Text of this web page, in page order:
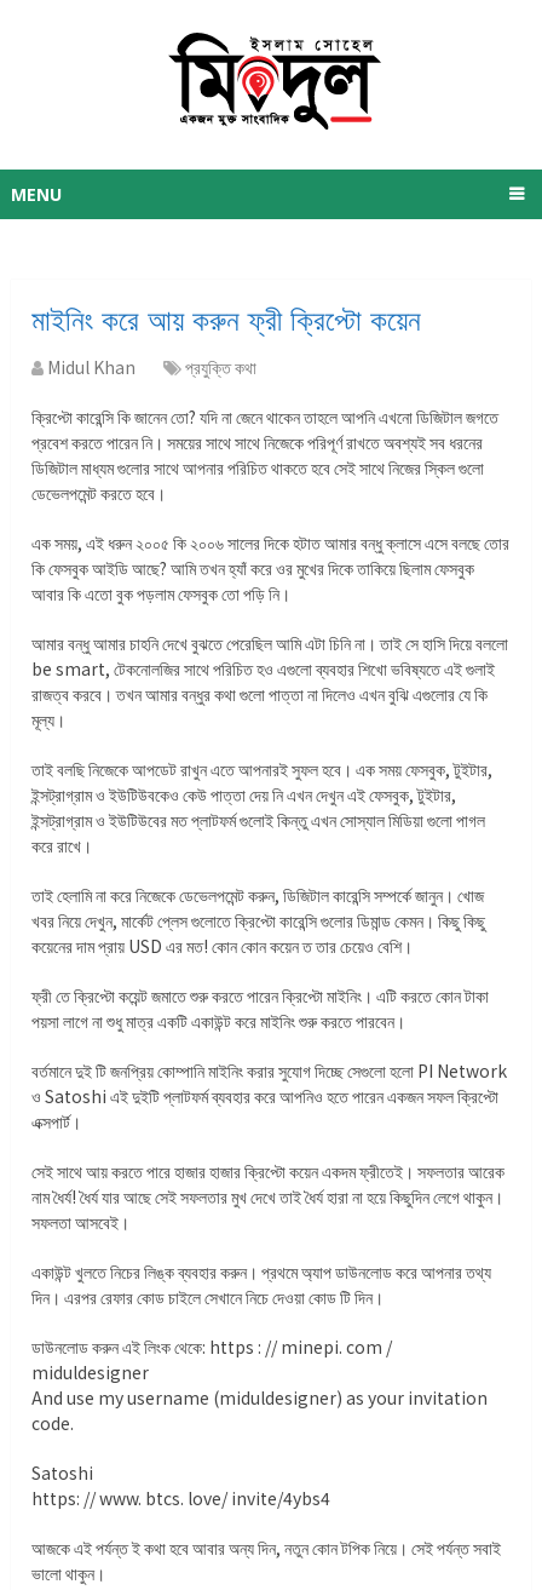
MENU
মাইনিং করে আয় করুন ফ্রী ক্রিপ্টো কয়েন
Midul Khan প্রযুক্তি কথা
ক্রিপ্টো কারেন্সি কি জানেন তো? যদি না জেনে থাকেন তাহলে আপনি এখনো ডিজিটাল জগতে
প্রবেশ করতে পারেন নি। সময়ের সাথে সাথে নিজেকে পরিপূর্ণ রাখতে অবশ্যই সব ধরনের
ডিজিটাল মাধ্যম গুলোর সাথে আপনার পরিচিত থাকতে হবে সেই সাথে নিজের স্কিল গুলো
ডেভেলপমেন্ট করতে হবে।
এক সময়, এই ধরুন ২০০৫ কি ২০০৬ সালের দিকে হটাত আমার বন্ধু ক্লাসে এসে বলছে তোর
কি ফেসবুক আইডি আছে? আমি তখন হ্যাঁ করে ওর মুখের দিকে তাকিয়ে ছিলাম ফেসবুক
আবার কি এতো বুক পড়লাম ফেসবুক তো পড়ি নি।
আমার বন্ধু আমার চাহনি দেখে বুঝতে পেরেছিল আমি এটা চিনি না। তাই সে হাসি দিয়ে বললো
be smart, টেকনোলজির সাথে পরিচিত হও এগুলো ব্যবহার শিখো ভবিষ্যতে এই গুলাই
রাজত্ব করবে। তখন আমার বন্ধুর কথা গুলো পাত্তা না দিলেও এখন বুঝি এগুলোর যে কি
মূল্য।
তাই বলছি নিজেকে আপডেট রাখুন এতে আপনারই সুফল হবে। এক সময় ফেসবুক, টুইটার,
ইন্সট্রাগ্রাম ও ইউটিউবকেও কেউ পাত্তা দেয় নি এখন দেখুন এই ফেসবুক, টুইটার,
ইন্সট্রাগ্রাম ও ইউটিউবের মত প্লাটফর্ম গুলোই কিন্তু এখন সোস্যাল মিডিয়া গুলো পাগল
করে রাখে।
তাই হেলামি না করে নিজেকে ডেভেলপমেন্ট করুন, ডিজিটাল কারেন্সি সম্পর্কে জানুন। খোজ
খবর নিয়ে দেখুন, মার্কেট প্লেস গুলোতে ক্রিপ্টো কারেন্সি গুলোর ডিমান্ড কেমন। কিছু কিছু
কয়েনের দাম প্রায় USD এর মত! কোন কোন কয়েন ত তার চেয়েও বেশি।
ফ্রী তে ক্রিপ্টো কয়েন্ট জমাতে শুরু করতে পারেন ক্রিপ্টো মাইনিং। এটি করতে কোন টাকা
পয়সা লাগে না শুধু মাত্র একটি একাউন্ট করে মাইনিং শুরু করতে পারবেন।
বর্তমানে দুই টি জনপ্রিয় কোম্পানি মাইনিং করার সুযোগ দিচ্ছে সেগুলো হলো PI Network
ও Satoshi এই দুইটি প্লাটফর্ম ব্যবহার করে আপনিও হতে পারেন একজন সফল ক্রিপ্টো
এক্সপার্ট।
সেই সাথে আয় করতে পারে হাজার হাজার ক্রিপ্টো কয়েন একদম ফ্রীতেই। সফলতার আরেক
নাম ধৈর্য! ধৈর্য যার আছে সেই সফলতার মুখ দেখে তাই ধৈর্য হারা না হয়ে কিছুদিন লেগে থাকুন।
সফলতা আসবেই।
একাউন্ট খুলতে নিচের লিঙ্ক ব্যবহার করুন। প্রথমে অ্যাপ ডাউনলোড করে আপনার তথ্য
দিন। এরপর রেফার কোড চাইলে সেখানে নিচে দেওয়া কোড টি দিন।
ডাউনলোড করুন এই লিংক থেকে: https : // minepi. com /
miduldesigner
And use my username (miduldesigner) as your invitation
code.
Satoshi
https: // www. btcs. love/ invite/4ybs4
আজকে এই পর্যন্ত ই কথা হবে আবার অন্য দিন, নতুন কোন টপিক নিয়ে। সেই পর্যন্ত সবাই
ভালো থাকুন।